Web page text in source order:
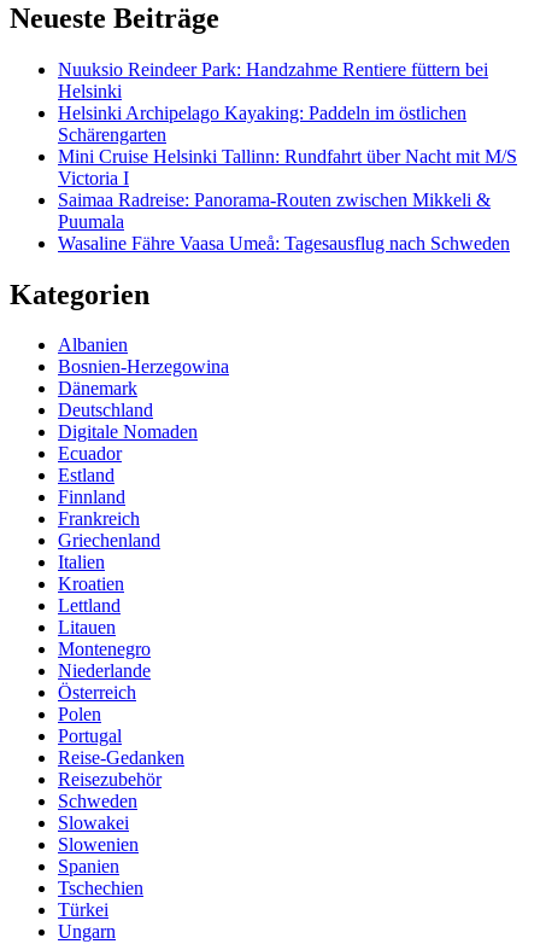
Neueste Beiträge
Nuuksio Reindeer Park: Handzahme Rentiere füttern bei
Helsinki
Helsinki Archipelago Kayaking: Paddeln im östlichen
Schärengarten
Mini Cruise Helsinki Tallinn: Rundfahrt über Nacht mit M/S
Victoria I
Saimaa Radreise: Panorama-Routen zwischen Mikkeli &
Puumala
Wasaline Fähre Vaasa Umeå: Tagesausflug nach Schweden
Kategorien
Albanien
Bosnien-Herzegowina
Dänemark
Deutschland
Digitale Nomaden
Ecuador
Estland
Finnland
Frankreich
Griechenland
Italien
Kroatien
Lettland
Litauen
Montenegro
Niederlande
Österreich
Polen
Portugal
Reise-Gedanken
Reisezubehör
Schweden
Slowakei
Slowenien
Spanien
Tschechien
Türkei
Ungarn